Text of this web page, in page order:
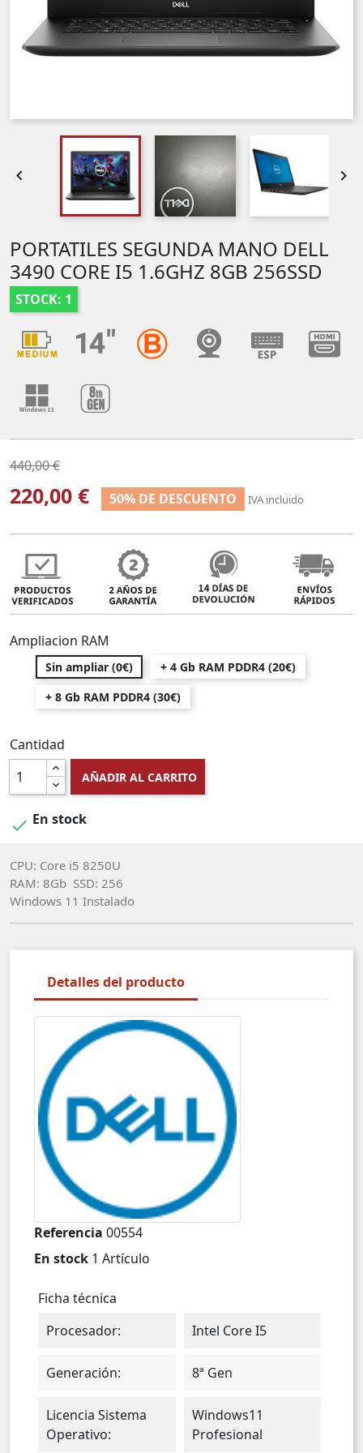
 
PORTATILES SEGUNDA MANO DELL
3490 CORE I5 1.6GHZ 8GB 256SSD
STOCK: 1
440,00 €
220,00 € 50% DE DESCUENTO IVA incluido
Ampliacion RAM
Sin ampliar (0€)
+ 4 Gb RAM PDDR4 (20€)
+ 8 Gb RAM PDDR4 (30€)
Cantidad
AÑADIR AL CARRITO
 En stock
CPU: Core i5 8250U
RAM: 8Gb SSD: 256
Windows 11 Instalado
Detalles del producto
Referencia 00554
En stock 1 Artículo
Ficha técnica
Procesador:
Intel Core I5
Generación: 8ª Gen
Licencia Sistema
Operativo:
Windows11
Profesional